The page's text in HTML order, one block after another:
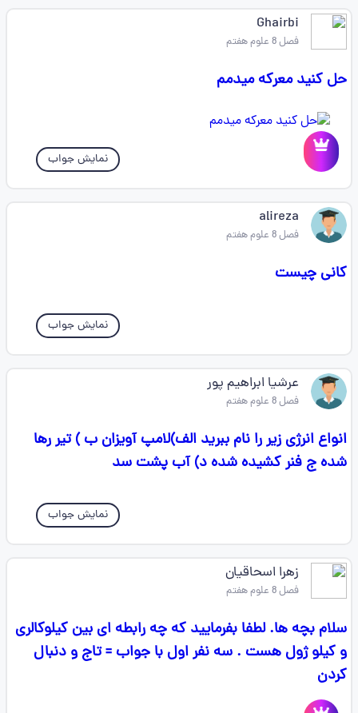
Ghairbi
فصل 8 علوم هفتم
حل کنید معرکه میدمم
نمایش جواب
alireza
فصل 8 علوم هفتم
کانی چیست
نمایش جواب
عرشیا ابراهیم پور
فصل 8 علوم هفتم
انواع انرژی زیر را نام ببرید الف)لامپ آویزان ب ) تیر رها
شده ج فنر کشیده شده د) آب پشت سد
نمایش جواب
زهرا اسحاقیان
فصل 8 علوم هفتم
سلام بچه ها. لطفا بفرمایید که چه رابطه ای بین کیلوکالری
و کیلو ژول هست . سه نفر اول با جواب = تاج و دنبال
کردن